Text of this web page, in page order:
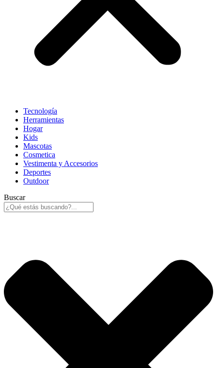
Tecnología
Herramientas
Hogar
Kids
Mascotas
Cosmetica
Vestimenta y Accesorios
Deportes
Outdoor
Buscar